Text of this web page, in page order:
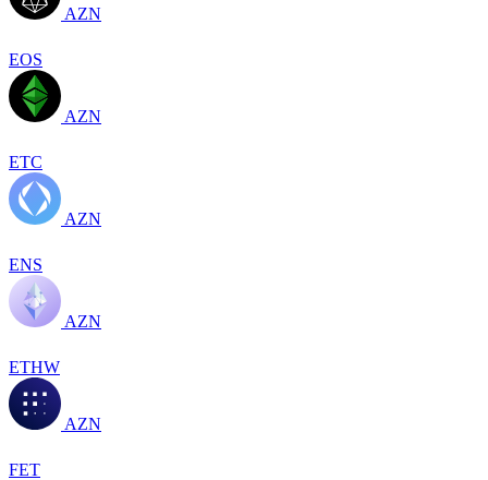
AZN
EOS
AZN
ETC
AZN
ENS
AZN
ETHW
AZN
FET